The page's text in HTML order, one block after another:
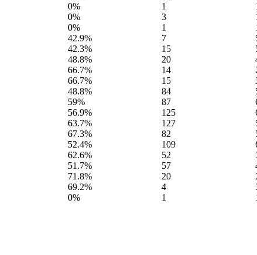
0% 1
0% 3
0% 1
42.9% 7
42.3% 15
48.8% 20
66.7% 14
66.7% 15
48.8% 84
59% 87
56.9% 125
63.7% 127
67.3% 82
52.4% 109
62.6% 52
51.7% 57
71.8% 20
69.2% 4
0% 1